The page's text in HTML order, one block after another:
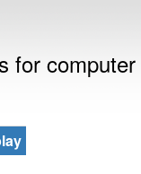
for computer